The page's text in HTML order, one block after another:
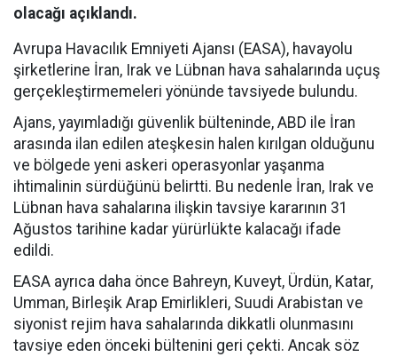
olacağı açıklandı.
Avrupa Havacılık Emniyeti Ajansı (EASA), havayolu
şirketlerine İran, Irak ve Lübnan hava sahalarında uçuş
gerçekleştirmemeleri yönünde tavsiyede bulundu.
Ajans, yayımladığı güvenlik bülteninde, ABD ile İran
arasında ilan edilen ateşkesin halen kırılgan olduğunu
ve bölgede yeni askeri operasyonlar yaşanma
ihtimalinin sürdüğünü belirtti. Bu nedenle İran, Irak ve
Lübnan hava sahalarına ilişkin tavsiye kararının 31
Ağustos tarihine kadar yürürlükte kalacağı ifade
edildi.
EASA ayrıca daha önce Bahreyn, Kuveyt, Ürdün, Katar,
Umman, Birleşik Arap Emirlikleri, Suudi Arabistan ve
siyonist rejim hava sahalarında dikkatli olunmasını
tavsiye eden önceki bültenini geri çekti. Ancak söz